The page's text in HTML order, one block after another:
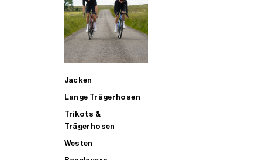
Jacken
Lange Trägerhosen
Trikots &
Trägerhosen
Westen
ALLE TRIATHLONARTIKEL FÜR MÄNNER KAUFEN